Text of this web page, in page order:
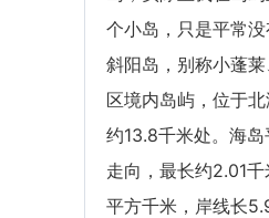
个小岛，只是平常
斜阳岛，别称小蓬
区境内岛屿，位于
约13.8千米处。海
走向，最长约2.01
平方千米，岸线长